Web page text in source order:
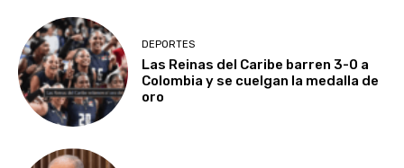
DEPORTES
Las Reinas del Caribe barren 3-0 a
Colombia y se cuelgan la medalla de
oro